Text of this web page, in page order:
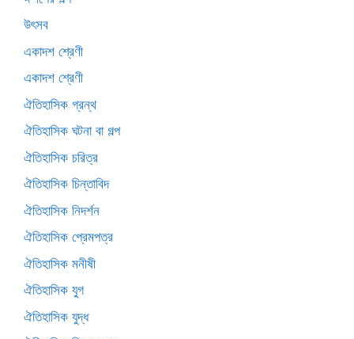
উৎসব
একাদশ শ্রেণী
একাদশ শ্রেণী
ঐতিহাসিক গ্রন্থ
ঐতিহাসিক ঘটনা বা গল্প
ঐতিহাসিক চরিত্র
ঐতিহাসিক চিন্তাবিদ
ঐতিহাসিক নিদর্শন
ঐতিহাসিক প্রেমপত্র
ঐতিহাসিক মনীষী
ঐতিহাসিক যুগ
ঐতিহাসিক যুদ্ধ